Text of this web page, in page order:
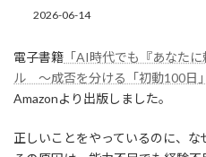
2026-06-14
電子書籍 「AI時代でも『あなた
ル ～成否を分ける「初動100日
Amazonより出版しました。
正しいことをやっているのに、な